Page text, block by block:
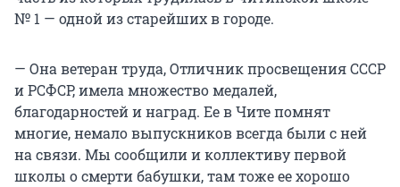
№ 1 — одной из старейших в городе.
— Она ветеран труда, Отличник просвещения СССР
и РСФСР, имела множество медалей,
благодарностей и наград. Ее в Чите помнят
многие, немало выпускников всегда были с ней
на связи. Мы сообщили и коллективу первой
школы о смерти бабушки, там тоже ее хорошо